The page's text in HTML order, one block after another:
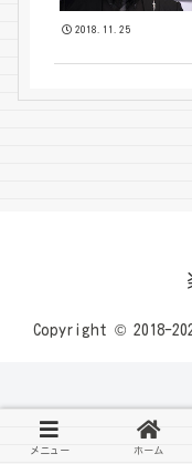
2018.11.25
Copyright © 2018-
メニュー ホーム